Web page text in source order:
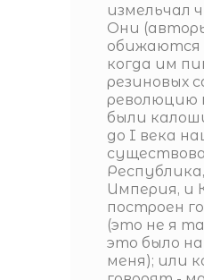
измельчал
Они
обижаются
когда им
резиновых
революцию
были
до I века
Империя, и
построен
(это не я
это было
меня); или